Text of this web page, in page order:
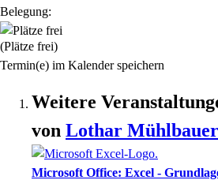
Belegung:
(Plätze frei)
Termin(e) im Kalender speichern
Weitere
von Lothar Mühlbauer
Microsoft Office: Excel -